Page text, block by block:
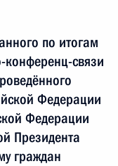
по итогам
связи
Федерации
Федерации
Президента
граждан